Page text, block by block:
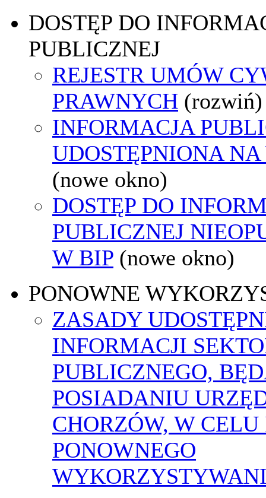
DOSTĘP DO
PUBLICZNEJ
REJESTR UMÓW
PRAWNYCH (rozwiń)
INFORMACJA
UDOSTĘPNIONA
(nowe okno)
DOSTĘP DO
PUBLICZNEJ
W BIP (nowe okno)
PONOWNE
ZASADY
INFORMACJI
PUBLICZNEGO,
POSIADANIU
CHORZÓW, W
PONOWNEGO